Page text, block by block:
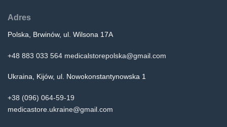
Adres
Polska, Brwinów, ul. Wilsona 17A
+48 883 033 564 medicalstorepolska@gmail.com
Ukraina, Kijów, ul. Nowokonstantynowska 1
+38 (096) 064-59-19
medicastore.ukraine@gmail.com